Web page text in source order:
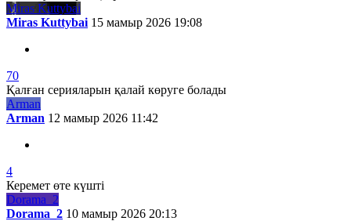
Miras Kuttybai
Miras Kuttybai 15 мамыр 2026 19:08
70
Қалған серияларын қалай көруге болады
Arman
Arman 12 мамыр 2026 11:42
4
Керемет өте күшті
Dorama_2
Dorama_2 10 мамыр 2026 20:13